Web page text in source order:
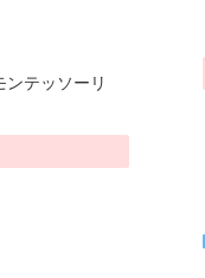
ンテッソーリ